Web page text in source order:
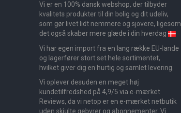
Vi er en 100% dansk webshop, der tilbyder
kvalitets produkter til din bolig og dit udeliv,
som gør livet lidt nemmere og sjovere, ligesom
det også skaber mere glæde i din hverdag
Vi har egen import fra en lang række EU-lande
og lagerfører stort set hele sortimentet,
hvilket giver dig en hurtig og samlet levering.
Vi oplever desuden en meget høj
kundetilfredshed på 4,9/5 via e-mærket
Reviews, da vi netop er en e-mærket netbutik
uden skjulte gebyrer og abonnementer. Vi